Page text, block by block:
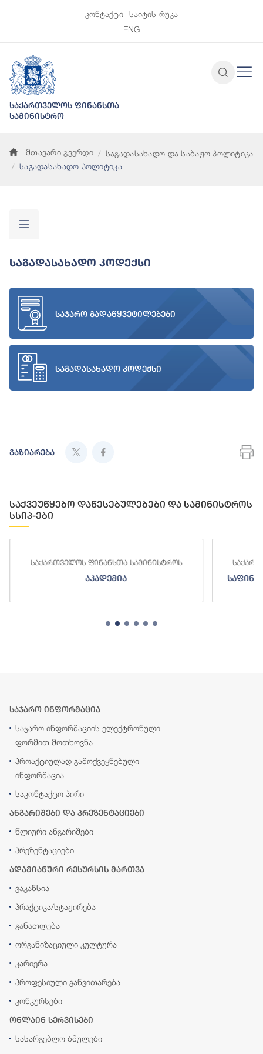
კონტაქტი
საიტის რუკა
ENG
საქართველოს ფინანსთა
სამინისტრო
მთავარი გვერდი
საგადასახადო და საბაჟო პოლიტიკა
საგადასახადო პოლიტიკა
Საგადასახადო Კოდექსი
საჯარო გადაწყვეტილებები
საგადასახადო კოდექსი
გაზიარება
საქვეუწყებო დაწესებულებები და სამინისტროს
სსიპ-ები
საქართველოს ფინანსთა სამინისტროს
აკადემია
საჯარო ინფორმაცია
საჯარო ინფორმაციის ელექტრონული
ფორმით მოთხოვნა
პროაქტიულად გამოქვეყნებული
ინფორმაცია
საკონტაქტო პირი
ანგარიშები და პრეზენტაციები
წლიური ანგარიშები
პრეზენტაციები
ადამიანური რესურსის მართვა
ვაკანსია
პრაქტიკა/სტაჟირება
განათლება
ორგანიზაციული კულტურა
კარიერა
პროფესიული განვითარება
კონკურსები
ონლაინ სერვისები
სასარგებლო ბმულები